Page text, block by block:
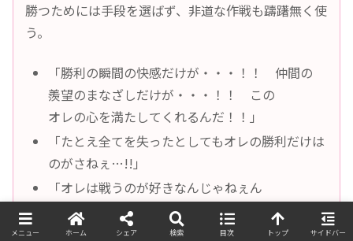
勝つためには手段を選ばず、非道な作戦も躊躇無く使
う。
「勝利の瞬間の快感だけが・・・！！ 仲間の
羨望のまなざしだけが・・・！！ この
オレの心を満たしてくれるんだ！！」
「たとえ全てを失ったとしてもオレの勝利だけは
のがさねぇ…!!」
「オレは戦うのが好きなんじゃねぇん
だ・・・。勝つのが好きなんだよォォッ！！」
メニュー ホーム シェア 検索 目次 トップ サイドバー